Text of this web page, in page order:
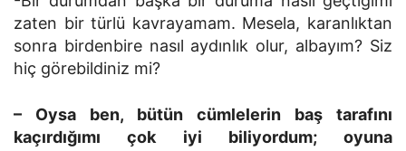
zaten bir türlü kavrayamam. Mesela, karanlıktan
sonra birdenbire nasıl aydınlık olur, albayım? Siz
hiç görebildiniz mi?
– Oysa ben, bütün cümlelerin baş tarafını
kaçırdığımı çok iyi biliyordum; oyuna